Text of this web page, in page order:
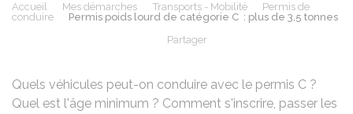
Accueil Mes démarches Transports - Mobilité
Permis de
conduire
Permis poids lourd de catégorie C : plus de 3,5 tonnes
Partager
Quels véhicules peut-on conduire avec le permis C ?
Quel est l'âge minimum ? Comment s'inscrire, passer les